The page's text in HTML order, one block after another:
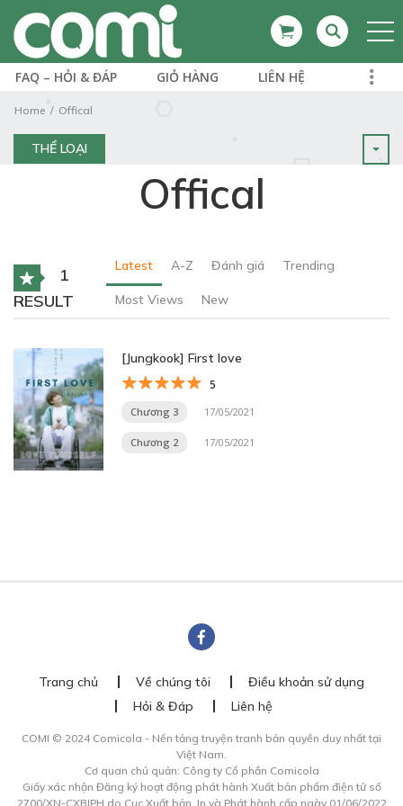
FAQ – HỎI & ĐÁP GIỎ HÀNG LIÊN HỆ
Home Offical
THỂ LOẠI
Offical
1
RESULT
Latest A-Z Đánh giá Trending
Most Views New
[Jungkook] First love
5
Chương 3 17/05/2021
Chương 2 17/05/2021
Trang chủ Về chúng tôi
Điều khoản sử dụng
Hỏi & Đáp
Liên hệ
COMI © 2024 Comicola - Nền tảng truyện tranh bản quyền duy nhất tại
Việt Nam.
Cơ quan chủ quản: Công ty Cổ phần Comicola
Giấy xác nhận Đăng ký hoạt động phát hành Xuất bản phẩm điện tử số
2700/XN-CXBIPH do Cục Xuất bản, In và Phát hành cấp ngày 01/06/2022